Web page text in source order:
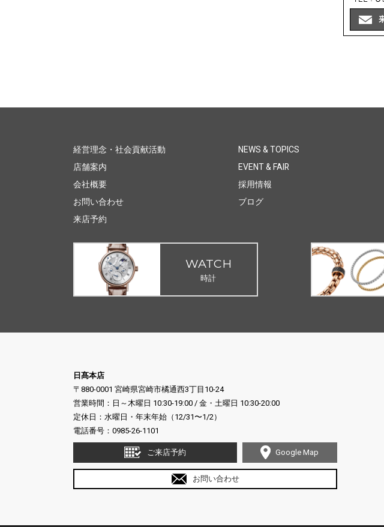
経営理念・社会貢献活動
店舗案内
会社概要
お問い合わせ
来店予約
NEWS & TOPICS
EVENT & FAIR
採用情報
ブログ
WATCH
時計
日髙本店
〒880-0001 宮崎県宮崎市橘通西3丁目10-24
営業時間：日～木曜日 10:30-19:00 / 金・土曜日 10:30-20:00
定休日：水曜日・年末年始（12/31〜1/2）
電話番号： 0985-26-1101
ご来店予約 Google Map
お問い合わせ